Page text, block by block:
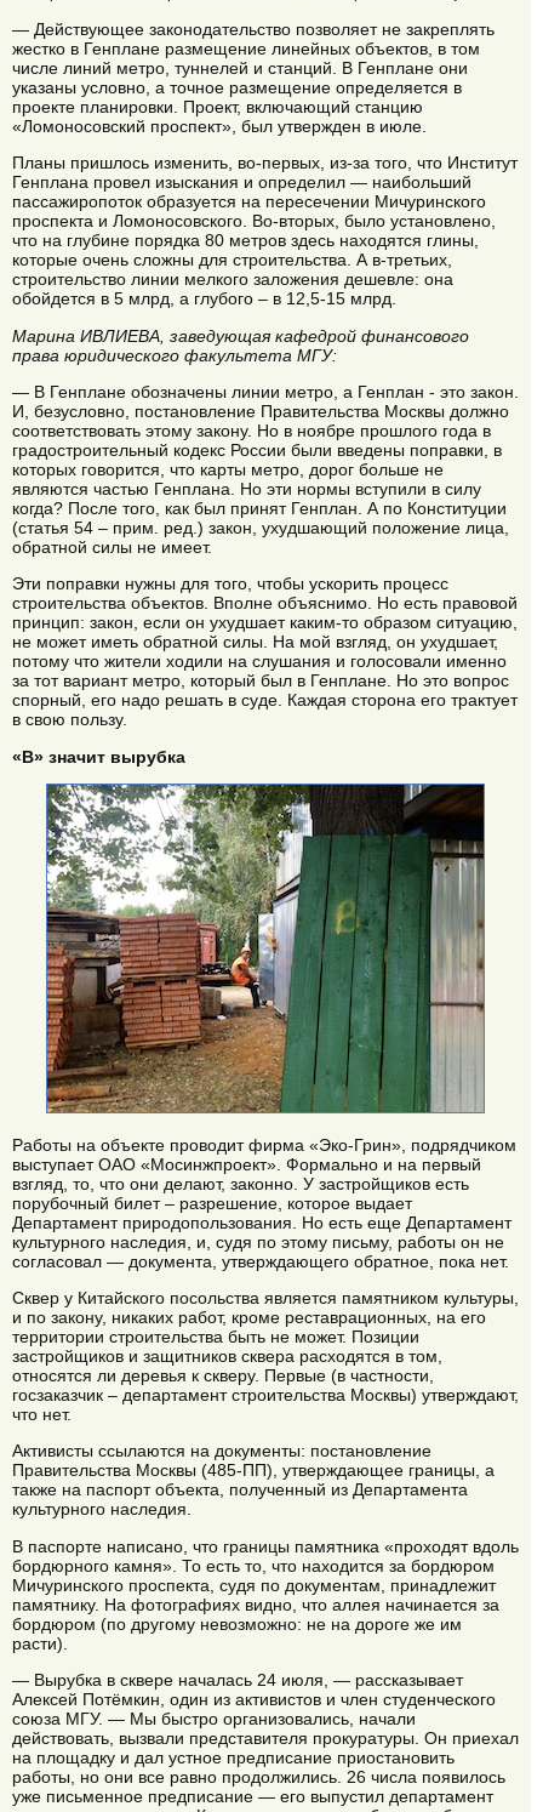
— Действующее законодательство позволяет не закреплять
жестко в Генплане размещение линейных объектов, в том
числе линий метро, туннелей и станций. В Генплане они
указаны условно, а точное размещение определяется в
проекте планировки. Проект, включающий станцию
«Ломоносовский проспект», был утвержден в июле.
Планы пришлось изменить, во-первых, из-за того, что Институт
Генплана провел изыскания и определил — наибольший
пассажиропоток образуется на пересечении Мичуринского
проспекта и Ломоносовского. Во-вторых, было установлено,
что на глубине порядка 80 метров здесь находятся глины,
которые очень сложны для строительства. А в-третьих,
строительство линии мелкого заложения дешевле: она
обойдется в 5 млрд, а глубого – в 12,5-15 млрд.
Марина ИВЛИЕВА, заведующая кафедрой финансового
права юридического факультета МГУ:
— В Генплане обозначены линии метро, а Генплан - это закон.
И, безусловно, постановление Правительства Москвы должно
соответствовать этому закону. Но в ноябре прошлого года в
градостроительный кодекс России были введены поправки, в
которых говорится, что карты метро, дорог больше не
являются частью Генплана. Но эти нормы вступили в силу
когда? После того, как был принят Генплан. А по Конституции
(статья 54 – прим. ред.) закон, ухудшающий положение лица,
обратной силы не имеет.
Эти поправки нужны для того, чтобы ускорить процесс
строительства объектов. Вполне объяснимо. Но есть правовой
принцип: закон, если он ухудшает каким-то образом ситуацию,
не может иметь обратной силы. На мой взгляд, он ухудшает,
потому что жители ходили на слушания и голосовали именно
за тот вариант метро, который был в Генплане. Но это вопрос
спорный, его надо решать в суде. Каждая сторона его трактует
в свою пользу.
«В» значит вырубка
Работы на объекте проводит фирма «Эко-Грин», подрядчиком
выступает ОАО «Мосинжпроект». Формально и на первый
взгляд, то, что они делают, законно. У застройщиков есть
порубочный билет – разрешение, которое выдает
Департамент природопользования. Но есть еще Департамент
культурного наследия, и, судя по этому письму, работы он не
согласовал — документа, утверждающего обратное, пока нет.
Сквер у Китайского посольства является памятником культуры,
и по закону, никаких работ, кроме реставрационных, на его
территории строительства быть не может. Позиции
застройщиков и защитников сквера расходятся в том,
относятся ли деревья к скверу. Первые (в частности,
госзаказчик – департамент строительства Москвы) утверждают,
что нет.
Активисты ссылаются на документы: постановление
Правительства Москвы (485-ПП), утверждающее границы, а
также на паспорт объекта, полученный из Департамента
культурного наследия.
В паспорте написано, что границы памятника «проходят вдоль
бордюрного камня». То есть то, что находится за бордюром
Мичуринского проспекта, судя по документам, принадлежит
памятнику. На фотографиях видно, что аллея начинается за
бордюром (по другому невозможно: не на дороге же им
расти).
— Вырубка в сквере началась 24 июля, — рассказывает
Алексей Потёмкин, один из активистов и член студенческого
союза МГУ. — Мы быстро организовались, начали
действовать, вызвали представителя прокуратуры. Он приехал
на площадку и дал устное предписание приостановить
работы, но они все равно продолжились. 26 числа появилось
уже письменное предписание — его выпустил департамент